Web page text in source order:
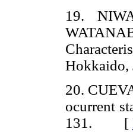
19.
20.
ocurrent
131. [